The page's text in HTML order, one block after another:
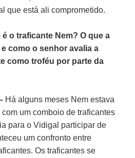
que está ali comprometido.
é o traficante Nem? O que a
como o senhor avalia a
como troféu por parte da
Há alguns meses Nem estava
um comboio de traficantes
para o Vidigal participar de
um confronto entre
Os traficantes se